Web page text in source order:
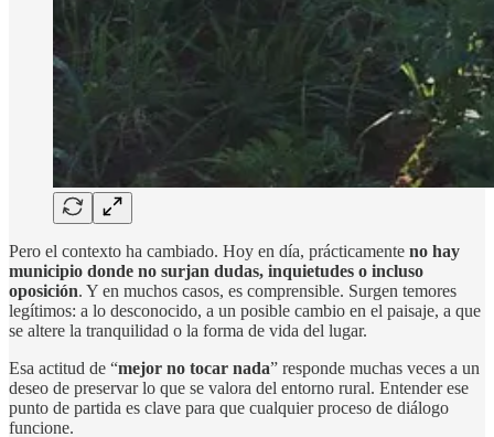
Pero el contexto ha cambiado. Hoy en día, prácticamente no hay
municipio donde no surjan dudas, inquietudes o incluso
oposición. Y en muchos casos, es comprensible. Surgen temores
legítimos: a lo desconocido, a un posible cambio en el paisaje, a que
se altere la tranquilidad o la forma de vida del lugar.
Esa actitud de “mejor no tocar nada” responde muchas veces a un
deseo de preservar lo que se valora del entorno rural. Entender ese
punto de partida es clave para que cualquier proceso de diálogo
funcione.